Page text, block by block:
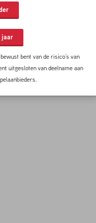
trainer Harm van
zelfs in je dromen nog voorbij
is hij binnen vijf seconden
pompen. Met Mads
aanval."
bent van de risico’s van
uitgesloten van deelname aan